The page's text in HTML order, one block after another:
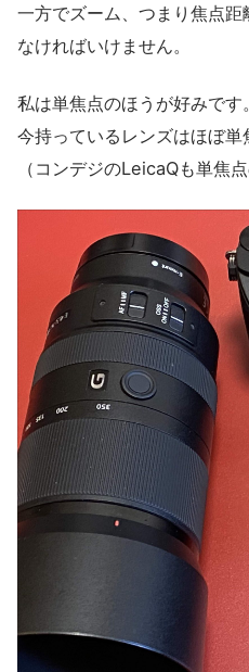
一方でズーム、つまり焦点
なければいけません。
私は単焦点のほうが好みです。
今持っているレンズはほぼ単
（コンデジのLeicaQも単焦